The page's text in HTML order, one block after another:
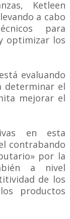
Ketleen
a cabo
para
optimizar los
evaluando
determinar el
mejorar el
en esta
contrabando
por la
a nivel
de los
productos